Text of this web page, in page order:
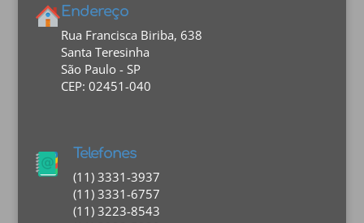
Endereço
Rua Francisca Biriba, 638
Santa Teresinha
São Paulo - SP
CEP: 02451-040
Telefones
(11) 3331-3937
(11) 3331-6757
(11) 3223-8543